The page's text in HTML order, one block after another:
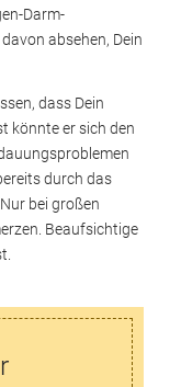
Darm-
absehen, Dein
dass Dein
könnte er sich den
durch das
bei großen
Beaufsichtige